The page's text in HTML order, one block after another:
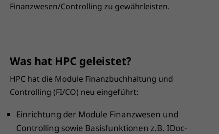
Finanzwesen/Controlling zu gewährleisten.
Was hat HPC geleistet?
HPC hat die Module Finanzbuchhaltung und
Controlling (FI/CO) neu eingeführt:
Einrichtung der Module Finanzwesen und
Controlling sowie Basisfunktionen z.B. IDoc-